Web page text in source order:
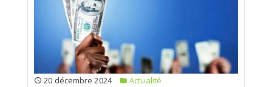
20 décembre 2024
Actualité